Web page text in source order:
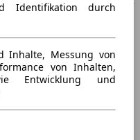
Identifikation durch
Inhalte, Messung von
von Inhalten,
Entwicklung und